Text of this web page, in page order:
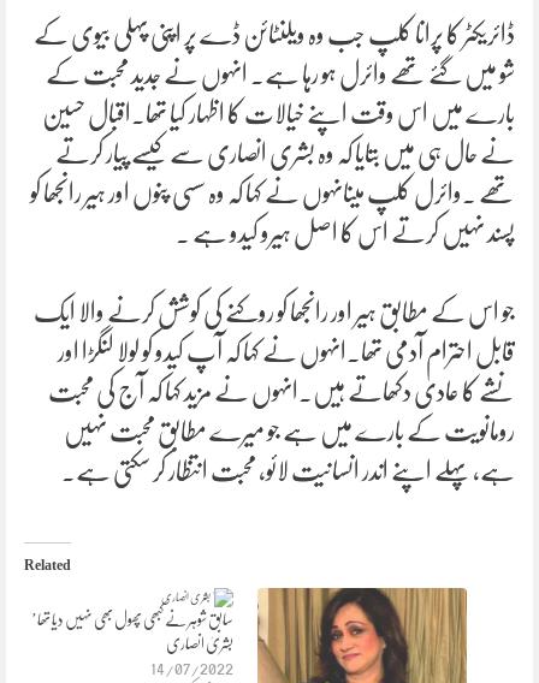
ڈائریکٹر کا پرانا کلپ جب وہ ویلنٹائن ڈے پر اپنی پہلی بیوی کے
شو میں گئے تھے وائرل ہو رہا ہے۔ انہوں نے جدید محبت کے
بارے میں اس وقت اپنے خیالات کا اظہار کیا تھا۔اقبال حسین
نے حال ہی میں بتایا کہ وہ بشری انصاری سے کیسے پیار کرتے
تھے ۔وائرل کلپ میںانہوں نے کہا کہ وہ سسی پنوں اور ہیر رانجھا کو
پسند نہیں کرتے اس کا اصل ہیرو کیدو ہے .
جو اس کے مطابق ہیر اور رانجھا کو روکنے کی کوشش کرنے والا ایک
قابل احترام آدمی تھا۔انہوں نے کہا کہ آپ کیدو کو لولا لنگڑا اور
نشے کا عادی دکھاتے ہیں۔انہوں نے مزید کہا کہ آج کی محبت
رومانویت کے بارے میں ہے جو میرے مطابق محبت نہیں
ہے، پہلے اپنے اندر انسانیت لائو، محبت انتظار کر سکتی ہے۔
Related
سابق شوہر نے کبھی پھول بھی نہیں دیا تھا’
بشریٰ انصاری
14/07/2022